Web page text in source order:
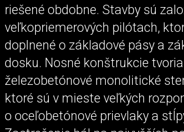
riešené obdobne. Stavby sú
veľkopriemerových pilótach,
doplnené o základové pásy a
dosku. Nosné konštrukcie tvoria
železobetónové monolitické
ktoré sú v mieste veľkých
o oceľobetónové prievlaky a